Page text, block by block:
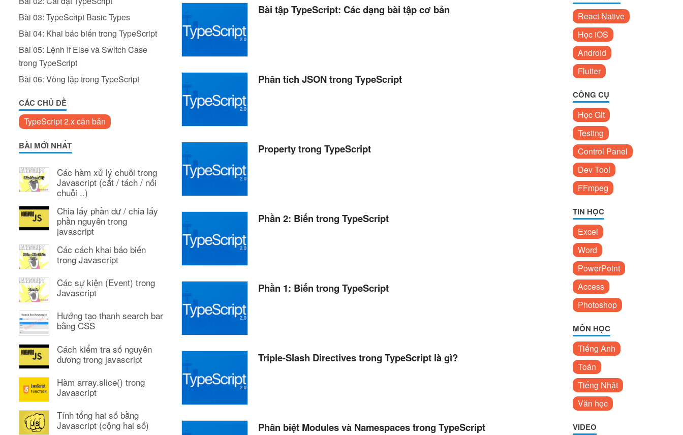
Bài 03: TypeScript Basic Types
Bài 04: Khai báo biến trong TypeScript
Bài 05: Lệnh If Else và Switch Case
trong TypeScript
Bài 06: Vòng lặp trong TypeScript
CÁC CHỦ ĐỀ
TypeScript 2.x căn bản
BÀI MỚI NHẤT
Các hàm xử lý chuỗi trong
Javascript (cắt / tách / nối
chuỗi ..)
Chia lấy phần dư / chia lấy
phần nguyên trong
javascript
Các cách khai báo biến
trong Javascript
Các sự kiện (Event) trong
Javascript
Hướng tạo thanh search bar
bằng CSS
Cách kiểm tra số nguyên
dương trong javascript
Hàm array.slice() trong
Javascript
Tính tổng hai số bằng
Javascript (cộng hai số)
Bài tập TypeScript: Các dạng bài tập cơ bản
Phân tích JSON trong TypeScript
Property trong TypeScript
Phần 2: Biến trong TypeScript
Phần 1: Biến trong TypeScript
Triple-Slash Directives trong TypeScript là gì?
Phân biệt Modules và Namespaces trong TypeScript
React Native
Học iOS
Android
Flutter
CÔNG CỤ
Học Git
Testing
Control Panel
Dev Tool
FFmpeg
TIN HỌC
Excel
Word
PowerPoint
Access
Photoshop
MÔN HỌC
Tiếng Anh
Toán
Tiếng Nhật
Văn học
VIDEO